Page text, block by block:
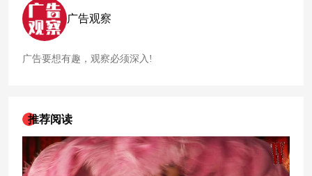
广告观察
广告要想有趣，观察必须深入!
推荐阅读